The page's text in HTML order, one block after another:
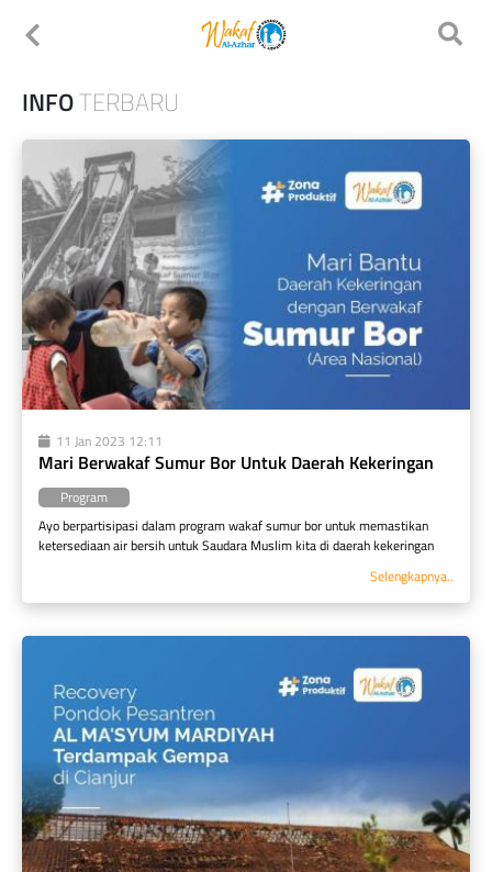
INFOTERBARU
11 Jan 2023 12:11
Mari Berwakaf Sumur Bor Untuk Daerah Kekeringan
Program
Ayo berpartisipasi dalam program wakaf sumur bor untuk memastikan
ketersediaan air bersih untuk Saudara Muslim kita di daerah kekeringan
Selengkapnya..